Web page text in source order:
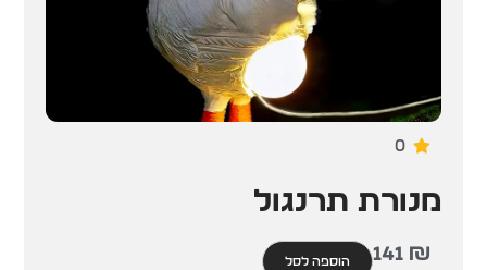
0
מנורת תרנגול
141 ₪ הוספה לסל